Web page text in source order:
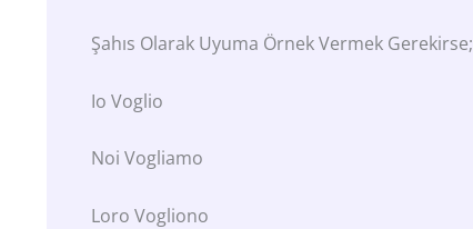
Şahıs Olarak Uyuma Örnek Vermek Gerekirse;
Io Voglio
Noi Vogliamo
Loro Vogliono